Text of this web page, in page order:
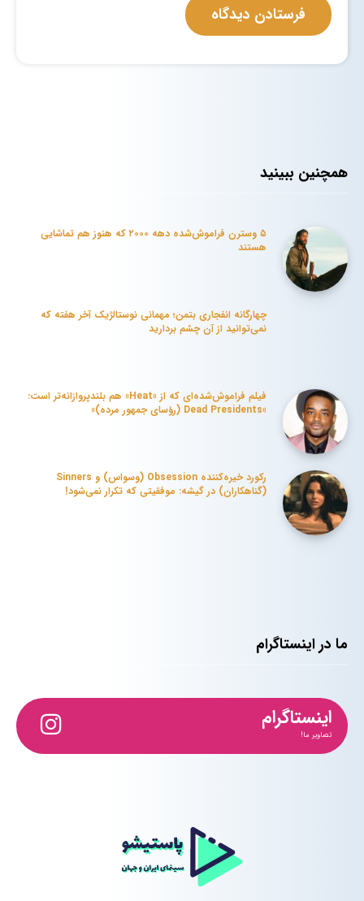
همچنین ببینید
۵ وسترن فراموش‌شده دهه ۲۰۰۰ که هنوز هم تماشایی
هستند
چهارگانه انفجاری بتمن؛ مهمانی نوستالژیک آخر هفته که
نمی‌توانید از آن چشم بردارید
فیلم فراموش‌شده‌ای که از «Heat» هم بلندپروازانه‌تر است:
«Dead Presidents (رؤسای جمهور مرده)»
رکورد خیره‌کننده Obsession (وسواس) و Sinners
(گناهکاران) در گیشه: موفقیتی که تکرار نمی‌شود!
ما در اینستاگرام
اینستاگرام
تصاویر ما!